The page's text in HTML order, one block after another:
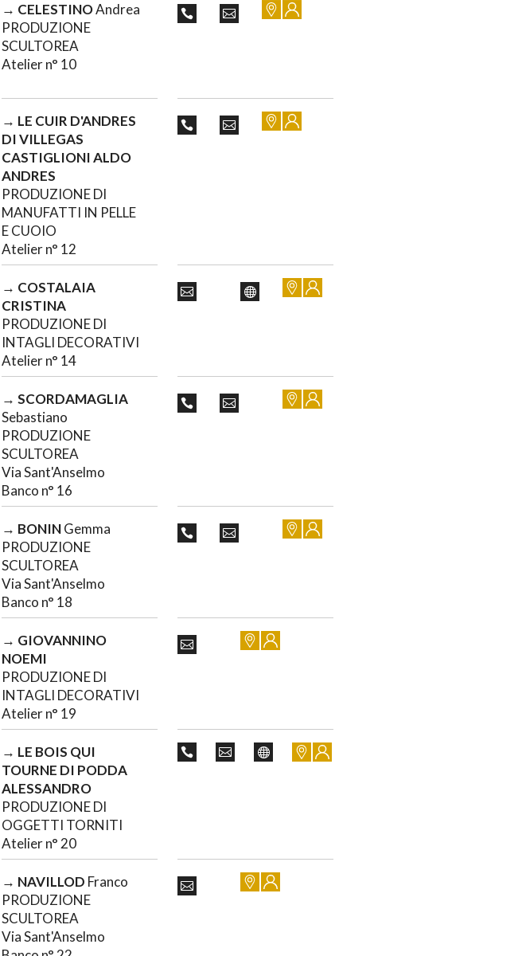
→ CELESTINOAndrea
PRODUZIONE
SCULTOREA
Atelier n° 10
→ LE CUIR D'ANDRES
DI VILLEGAS
CASTIGLIONI ALDO
ANDRES
PRODUZIONE DI
MANUFATTI IN PELLE
E CUOIO
Atelier n° 12
→ COSTALAIA
CRISTINA
PRODUZIONE DI
INTAGLI DECORATIVI
Atelier n° 14
→ SCORDAMAGLIA
Sebastiano
PRODUZIONE
SCULTOREA
Via Sant'Anselmo
Banco n° 16
→ BONINGemma
PRODUZIONE
SCULTOREA
Via Sant'Anselmo
Banco n° 18
→ GIOVANNINO
NOEMI
PRODUZIONE DI
INTAGLI DECORATIVI
Atelier n° 19
→ LE BOIS QUI
TOURNE DI PODDA
ALESSANDRO
PRODUZIONE DI
OGGETTI TORNITI
Atelier n° 20
→ NAVILLOD Franco
PRODUZIONE
SCULTOREA
Via Sant'Anselmo